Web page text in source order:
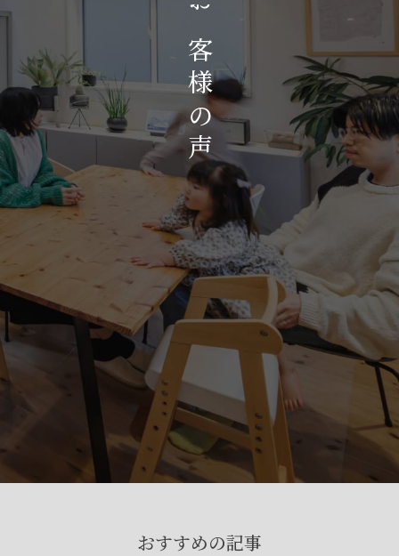
お
客
様
の
声
おすすめの記事
お知らせ・イベント
会社概要・アクセス
スタッフ紹介
プライバシーポリシー
賃貸管理サイトはこちら
会社に関することや物件についての
お問い合わせはこちらから